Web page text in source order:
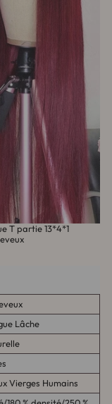
T partie 13*4*1
Lâche
Vierges Humains